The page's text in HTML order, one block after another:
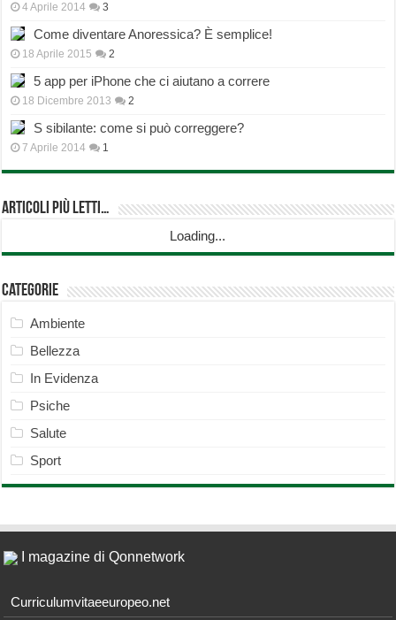
4 Aprile 2014 3
Come diventare Anoressica? È semplice!
18 Aprile 2015 2
5 app per iPhone che ci aiutano a correre
18 Dicembre 2013 2
S sibilante: come si può correggere?
7 Aprile 2014 1
Articoli più Letti…
Loading...
Categorie
Ambiente
Bellezza
In Evidenza
Psiche
Salute
Sport
I magazine di Qonnetwork
Curriculumvitaeeuropeo.net